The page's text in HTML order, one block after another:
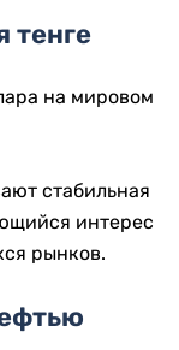
тенге
на мировом
стабильная
интерес
рынков.